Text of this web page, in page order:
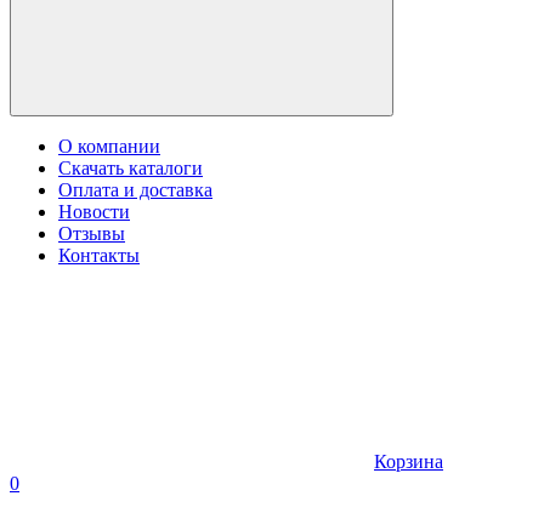
О компании
Скачать каталоги
Оплата и доставка
Новости
Отзывы
Контакты
Корзина
0